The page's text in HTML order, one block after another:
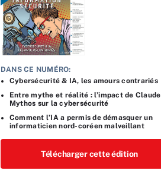
DANS CE NUMÉRO:
Cybersécurité & IA, les amours contrariés
Entre mythe et réalité : l’impact de Claude
Mythos sur la cybersécurité
Comment l’IA a permis de démasquer un
informaticien nord-coréen malveillant
Télécharger cette édition